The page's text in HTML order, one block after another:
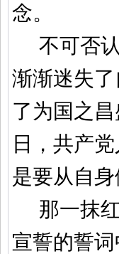
念。
不可否
渐渐迷失
了为国之
日，共产
是要从自
那一抹
宣誓的誓